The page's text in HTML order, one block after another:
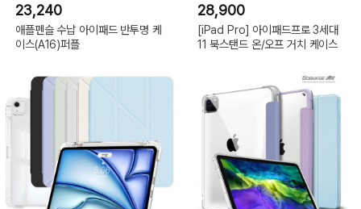
23,240
애플펜슬 수납 아이패드 반투명 케
이스(A16)퍼플
28,900
[iPad Pro] 아이패드프로 3세대
11 북스탠드 온/오프 거치 케이스